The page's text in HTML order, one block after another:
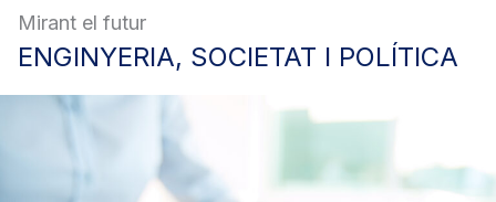
Mirant el futur
ENGINYERIA, SOCIETAT I POLÍTICA